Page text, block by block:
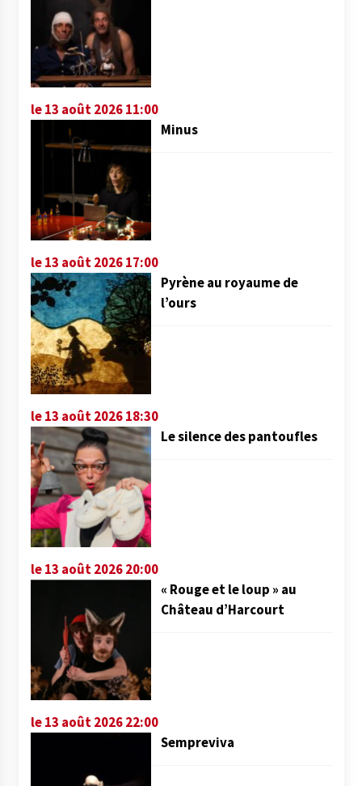
le 13 août 2026 11:00
Minus
le 13 août 2026 17:00
Pyrène au royaume de
l’ours
le 13 août 2026 18:30
Le silence des pantoufles
le 13 août 2026 20:00
« Rouge et le loup » au
Château d’Harcourt
le 13 août 2026 22:00
Sempreviva